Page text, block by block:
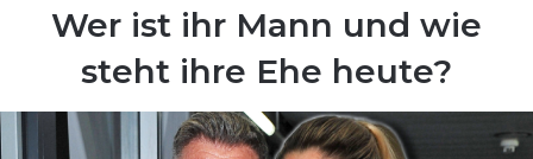
Wer ist ihr Mann und wie
steht ihre Ehe heute?